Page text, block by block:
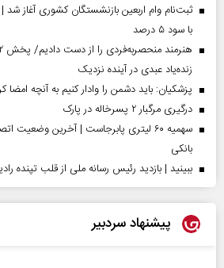
با سود ۵ درصد
زنده‌یاد عبدی در آینده نزدیک
پزشکیان: باید دشمن را وادار کنیم به آنچه امضا
درگیری مرگبار ۲ پسرخاله در پارک
سهمیه ۶۰ لیتری پابرجاست | آخرین
بانکی
ببینید | بازدید رئیس رسانه ملی از قلب تپنده
پیشنهاد سردبیر